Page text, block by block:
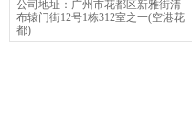
公司地址： 广州市花都区新雅街清
布辕门街12号1栋312室之一(空港花
都)